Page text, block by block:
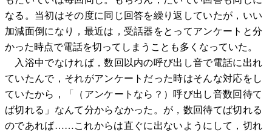
なる。当初はその度に同じ回答を繰り返していたが，いい
加減面倒になり，最近は，受話器をとってアンケートと分
かった時点で電話を切ってしまうことも多くなっていた。
入浴中でなければ，数回以内の呼び出し音で電話に出れ
ていたんで，それがアンケートだった時はそんな対応をし
ていたから，「（アンケートなら？）呼び出し音数回待て
ば切れる」なんて分からなかった。が，数回待てば切れる
のであれば……これからは直ぐに出ないようにして，切れ